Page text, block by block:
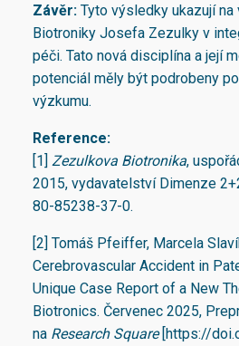
Závěr: Tyto výsledky ukazují
Biotroniky Josefa Zezulky v
péči. Tato nová disciplína a její
potenciál měly být podrobeny
výzkumu.
Reference:
[1] Zezulkova Biotronika,
2015, vydavatelství Dimenze
80-85238-37-0.
[2] Tomáš Pfeiffer, Marcela
Cerebrovascular Accident in
Unique Case Report of a New
Biotronics. Červenec 2025,
na Research Square[https://